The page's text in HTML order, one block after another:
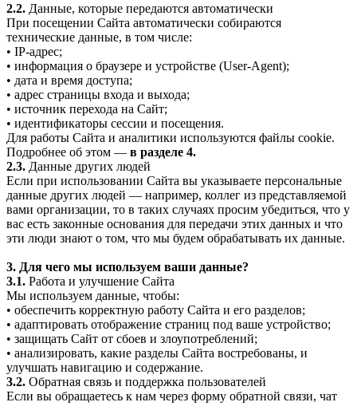
2.2. Данные, которые передаются автоматически
При посещении Сайта автоматически собираются
технические данные, в том числе:
• IP-адрес;
• информация о браузере и устройстве (User-Agent);
• дата и время доступа;
• адрес страницы входа и выхода;
• источник перехода на Сайт;
• идентификаторы сессии и посещения.
Для работы Сайта и аналитики используются файлы cookie.
Подробнее об этом — в разделе 4.
2.3. Данные других людей
Если при использовании Сайта вы указываете персональные
данные других людей — например, коллег из представляемой
вами организации, то в таких случаях просим убедиться, что у
вас есть законные основания для передачи этих данных и что
эти люди знают о том, что мы будем обрабатывать их данные.
3. Для чего мы используем ваши данные?
3.1. Работа и улучшение Сайта
Мы используем данные, чтобы:
• обеспечить корректную работу Сайта и его разделов;
• адаптировать отображение страниц под ваше устройство;
• защищать Сайт от сбоев и злоупотреблений;
• анализировать, какие разделы Сайта востребованы, и
улучшать навигацию и содержание.
3.2. Обратная связь и поддержка пользователей
Если вы обращаетесь к нам через форму обратной связи, чат